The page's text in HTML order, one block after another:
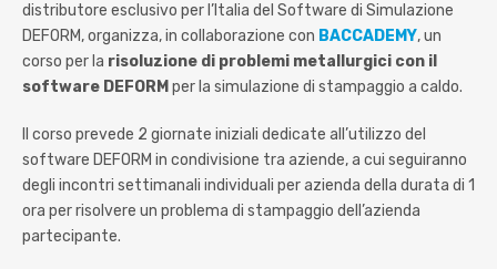
distributore esclusivo per l’Italia del Software di Simulazione
DEFORM, organizza, in collaborazione con BACCADEMY, un
corso per la risoluzione di problemi metallurgici con il
software DEFORM per la simulazione di stampaggio a caldo.
Il corso prevede 2 giornate iniziali dedicate all’utilizzo del
software DEFORM in condivisione tra aziende, a cui seguiranno
degli incontri settimanali individuali per azienda della durata di 1
ora per risolvere un problema di stampaggio dell’azienda
partecipante.